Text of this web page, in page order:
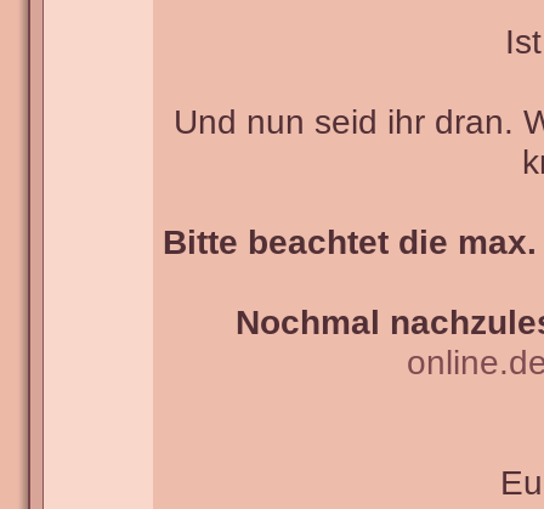
Und nun seid ihr dran.
Bitte beachtet die
Nochmal